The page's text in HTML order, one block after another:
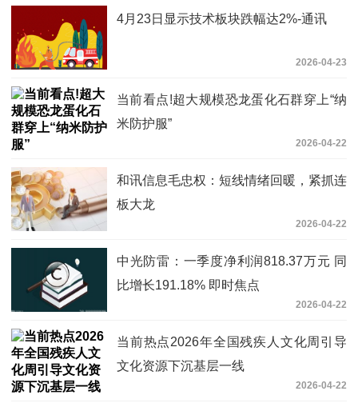
4月23日显示技术板块跌幅达2%-通讯
2026-04-23
当前看点!超大规模恐龙蛋化石群穿上“纳
米防护服”
2026-04-22
和讯信息毛忠权：短线情绪回暖，紧抓连
板大龙
2026-04-22
中光防雷：一季度净利润818.37万元 同
比增长191.18% 即时焦点
2026-04-22
当前热点2026年全国残疾人文化周引导
文化资源下沉基层一线
2026-04-22